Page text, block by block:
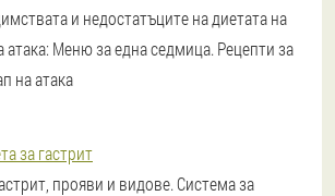
и недостатъците на диетата на
атака: Меню за една седмица. Рецепти за
на атака
за гастрит
прояви и видове. Система за